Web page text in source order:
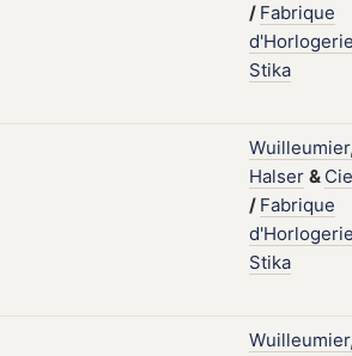
/ Fabrique
Stika
Halser &
/ Fabrique
Stika